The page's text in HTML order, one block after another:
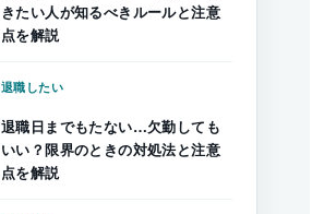
きたい人が知るべきルールと注意
点を解説
退職したい
退職日までもたない…欠勤しても
いい？限界のときの対処法と注意
点を解説